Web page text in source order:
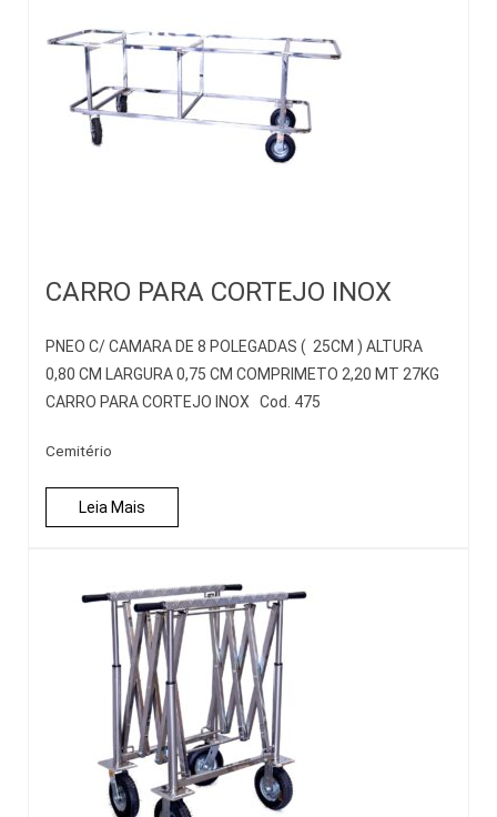
CARRO PARA CORTEJO INOX
PNEO C/ CAMARA DE 8 POLEGADAS ( 25CM ) ALTURA
0,80 CM LARGURA 0,75 CM COMPRIMETO 2,20 MT 27KG
CARRO PARA CORTEJO INOX Cod. 475
Cemitério
Leia Mais